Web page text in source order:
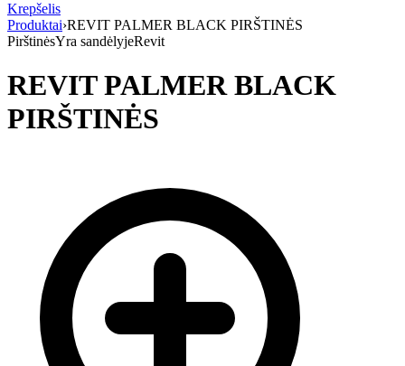
Krepšelis
Produktai›REVIT PALMER BLACK PIRŠTINĖS
PirštinėsYra sandėlyjeRevit
REVIT PALMER BLACK
PIRŠTINĖS